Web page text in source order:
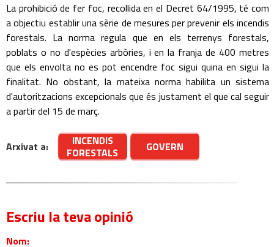
La prohibició de fer foc, recollida en el Decret 64/1995, té com
a objectiu establir una sèrie de mesures per prevenir els incendis
forestals. La norma regula que en els terrenys forestals,
poblats o no d'espècies arbòries, i en la franja de 400 metres
que els envolta no es pot encendre foc sigui quina en sigui la
finalitat. No obstant, la mateixa norma habilita un sistema
d'autoritzacions excepcionals que és justament el que cal seguir
a partir del 15 de març.
Arxivat a:
INCENDIS
FORESTALS
GOVERN
Escriu la teva opinió
Nom: